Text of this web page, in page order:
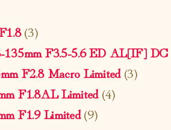
(3)
F3.5-5.6 ED AL[IF]
F2.8 Macro Limited(3)
F1.8AL Limited(4)
F1.9 Limited(9)